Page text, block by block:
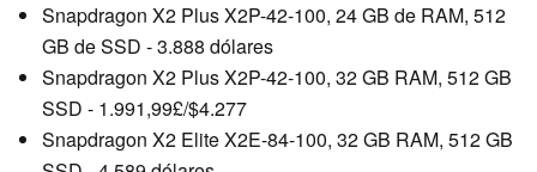
Snapdragon X2 Plus X2P-42-100, 24 GB de RAM, 512
GB de SSD - 3.888 dólares
Snapdragon X2 Plus X2P-42-100, 32 GB RAM, 512 GB
SSD - 1.991,99£/$4.277
Snapdragon X2 Elite X2E-84-100, 32 GB RAM, 512 GB